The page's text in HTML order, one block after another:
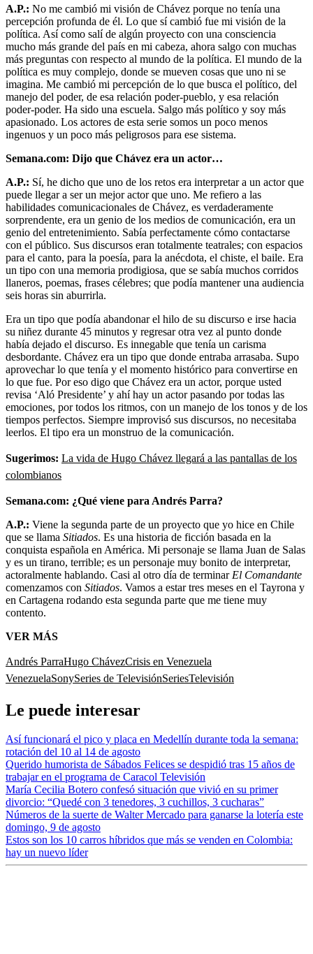
A.P.: No me cambió mi visión de Chávez porque no tenía una
percepción profunda de él. Lo que sí cambió fue mi visión de la
política. Así como salí de algún proyecto con una consciencia
mucho más grande del país en mi cabeza, ahora salgo con muchas
más preguntas con respecto al mundo de la política. El mundo de la
política es muy complejo, donde se mueven cosas que uno ni se
imagina. Me cambió mi percepción de lo que busca el político, del
manejo del poder, de esa relación poder-pueblo, y esa relación
poder-poder. Ha sido una escuela. Salgo más político y soy más
apasionado. Los actores de esta serie somos un poco menos
ingenuos y un poco más peligrosos para ese sistema.
Semana.com: Dijo que Chávez era un actor…
A.P.: Sí, he dicho que uno de los retos era interpretar a un actor que
puede llegar a ser un mejor actor que uno. Me refiero a las
habilidades comunicacionales de Chávez, es verdaderamente
sorprendente, era un genio de los medios de comunicación, era un
genio del entretenimiento. Sabía perfectamente cómo contactarse
con el público. Sus discursos eran totalmente teatrales; con espacios
para el canto, para la poesía, para la anécdota, el chiste, el baile. Era
un tipo con una memoria prodigiosa, que se sabía muchos corridos
llaneros, poemas, frases célebres; que podía mantener una audiencia
seis horas sin aburrirla.
Era un tipo que podía abandonar el hilo de su discurso e irse hacia
su niñez durante 45 minutos y regresar otra vez al punto donde
había dejado el discurso. Es innegable que tenía un carisma
desbordante. Chávez era un tipo que donde entraba arrasaba. Supo
aprovechar lo que tenía y el momento histórico para convertirse en
lo que fue. Por eso digo que Chávez era un actor, porque usted
revisa ‘Aló Presidente’ y ahí hay un actor pasando por todas las
emociones, por todos los ritmos, con un manejo de los tonos y de los
tiempos perfectos. Siempre improvisó sus discursos, no necesitaba
leerlos. El tipo era un monstruo de la comunicación.
Sugerimos: La vida de Hugo Chávez llegará a las pantallas de los
colombianos
Semana.com: ¿Qué viene para Andrés Parra?
A.P.: Viene la segunda parte de un proyecto que yo hice en Chile
que se llama Sitiados. Es una historia de ficción basada en la
conquista española en América. Mi personaje se llama Juan de Salas
y es un tirano, terrible; es un personaje muy bonito de interpretar,
actoralmente hablando. Casi al otro día de terminar El Comandante
comenzamos con Sitiados. Vamos a estar tres meses en el Tayrona y
en Cartagena rodando esta segunda parte que me tiene muy
contento.
VER MÁS
Andrés ParraHugo ChávezCrisis en Venezuela
VenezuelaSonySeries de TelevisiónSeriesTelevisión
Le puede interesar
Así funcionará el pico y placa en Medellín durante toda la semana:
rotación del 10 al 14 de agosto
Querido humorista de Sábados Felices se despidió tras 15 años de
trabajar en el programa de Caracol Televisión
María Cecilia Botero confesó situación que vivió en su primer
divorcio: “Quedé con 3 tenedores, 3 cuchillos, 3 cucharas”
Números de la suerte de Walter Mercado para ganarse la lotería este
domingo, 9 de agosto
Estos son los 10 carros híbridos que más se venden en Colombia:
hay un nuevo líder